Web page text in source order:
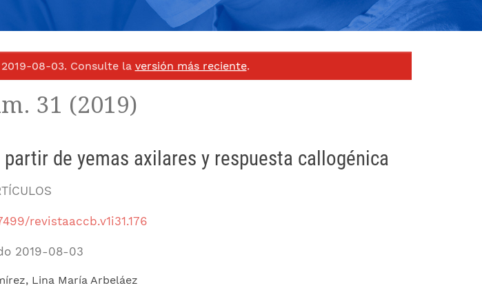
08-03. Consulte la versión más reciente.
31 (2019)
de yemas axilares y respuesta callogénica
revistaaccb.v1i31.176
2019-08-03
Lina María Arbeláez